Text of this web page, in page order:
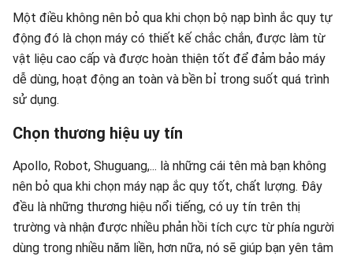
Một điều không nên bỏ qua khi chọn bộ nạp bình ắc quy tự
động đó là chọn máy có thiết kế chắc chắn, được làm từ
vật liệu cao cấp và được hoàn thiện tốt để đảm bảo máy
dễ dùng, hoạt động an toàn và bền bỉ trong suốt quá trình
sử dụng.
Chọn thương hiệu uy tín
Apollo, Robot, Shuguang,... là những cái tên mà bạn không
nên bỏ qua khi chọn máy nạp ắc quy tốt, chất lượng. Đây
đều là những thương hiệu nổi tiếng, có uy tín trên thị
trường và nhận được nhiều phản hồi tích cực từ phía người
dùng trong nhiều năm liền, hơn nữa, nó sẽ giúp bạn yên tâm